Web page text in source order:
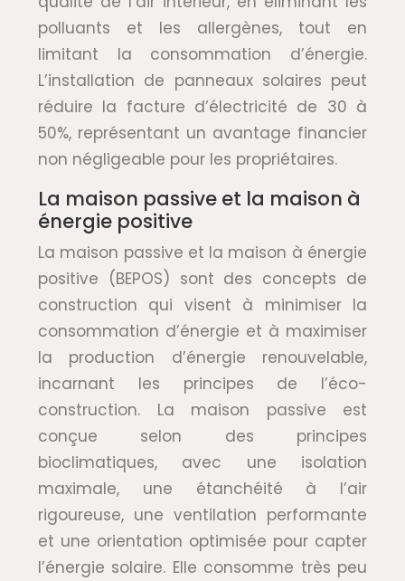
polluants et les allergènes, tout en
limitant la consommation d’énergie.
L’installation de panneaux solaires peut
réduire la facture d’électricité de 30 à
50%, représentant un avantage financier
non négligeable pour les propriétaires.
La maison passive et la maison à
énergie positive
La maison passive et la maison à énergie
positive (BEPOS) sont des concepts de
construction qui visent à minimiser la
consommation d’énergie et à maximiser
la production d’énergie renouvelable,
incarnant les principes de l’éco-
construction. La maison passive est
conçue selon des principes
bioclimatiques, avec une isolation
maximale, une étanchéité à l’air
rigoureuse, une ventilation performante
et une orientation optimisée pour capter
l’énergie solaire. Elle consomme très peu